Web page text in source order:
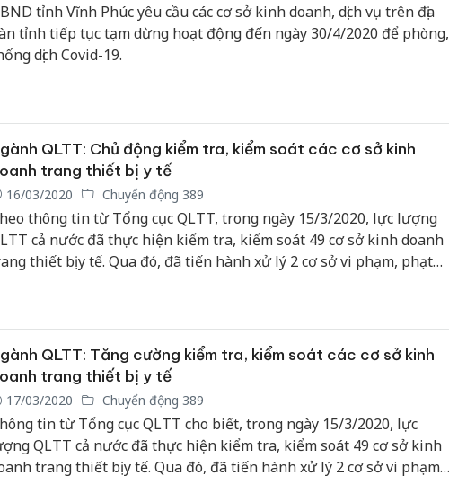
tỉnh Vĩnh Phúc yêu cầu các cơ sở kinh doanh, dịch vụ trên địa
tỉnh tiếp tục tạm dừng hoạt động đến ngày 30/4/2020 để phòng,
dịch Covid-19.
QLTT: Chủ động kiểm tra, kiểm soát các cơ sở kinh
trang thiết bị y tế
16/03/2020 Chuyển động 389
thông tin từ Tổng cục QLTT, trong ngày 15/3/2020, lực lượng
cả nước đã thực hiện kiểm tra, kiểm soát 49 cơ sở kinh doanh
thiết bị y tế. Qua đó, đã tiến hành xử lý 2 cơ sở vi phạm, phạt
QLTT: Tăng cường kiểm tra, kiểm soát các cơ sở kinh
trang thiết bị y tế
17/03/2020 Chuyển động 389
tin từ Tổng cục QLTT cho biết, trong ngày 15/3/2020, lực
QLTT cả nước đã thực hiện kiểm tra, kiểm soát 49 cơ sở kinh
trang thiết bị y tế. Qua đó, đã tiến hành xử lý 2 cơ sở vi phạm,